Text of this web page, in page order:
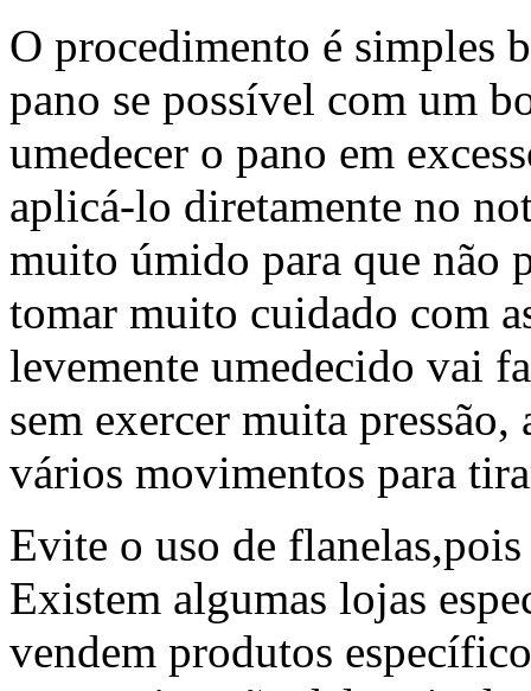
O procedimento é simples
pano se possível com um
umedecer o pano em
aplicá-lo diretamente no
muito úmido para que não
tomar muito cuidado com
levemente umedecido vai
sem exercer muita pressão,
vários movimentos para
Evite o uso de
Existem algumas lojas
vendem produtos